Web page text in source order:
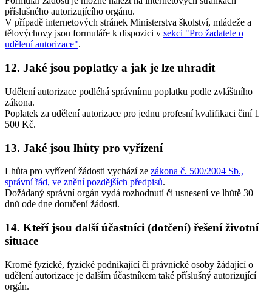
příslušného autorizujícího orgánu.
V případě internetových stránek Ministerstva školství, mládeže a
tělovýchovy jsou formuláře k dispozici v sekci "Pro žadatele o
udělení autorizace".
12. Jaké jsou poplatky a jak je lze uhradit
Udělení autorizace podléhá správnímu poplatku podle zvláštního
zákona.
Poplatek za udělení autorizace pro jednu profesní kvalifikaci činí 1
500 Kč.
13. Jaké jsou lhůty pro vyřízení
Lhůta pro vyřízení žádosti vychází ze zákona č. 500/2004 Sb.,
správní řád, ve znění pozdějších předpisů.
Dožádaný správní orgán vydá rozhodnutí či usnesení ve lhůtě 30
dnů ode dne doručení žádosti.
14. Kteří jsou další účastníci (dotčení) řešení životní
situace
Kromě fyzické, fyzické podnikající či právnické osoby žádající o
udělení autorizace je dalším účastníkem také příslušný autorizující
orgán.